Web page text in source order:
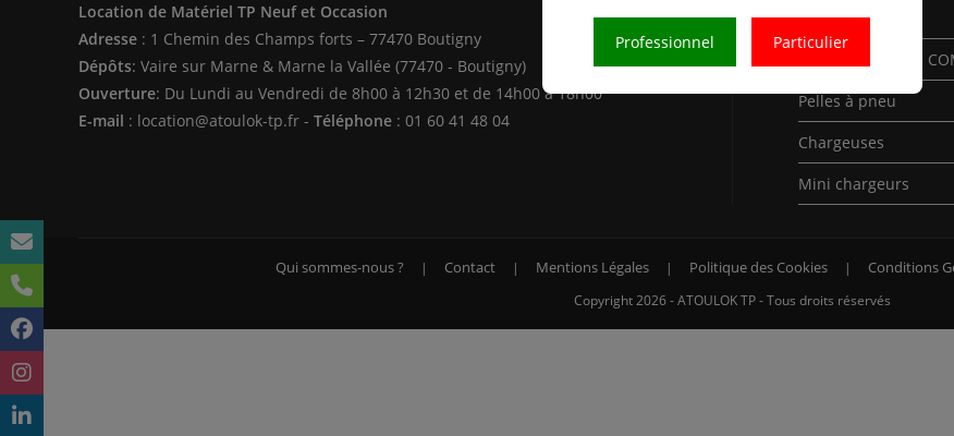
dans
un
nouvel
onglet
dans
un
nouvel
onglet
dans
un
nouvel
onglet
Location de Matériel TP Neuf et Occasion
Adresse : 1 Chemin des Champs forts – 77470 Boutigny
Dépôts: Vaire sur Marne & Marne la Vallée (77470 - Boutigny)
Ouverture: Du Lundi au Vendredi de 8h00 à 12h30 et de 14h00 à 18h00
E-mail : location@atoulok-tp.fr - Téléphone : 01 60 41 48 04
Pelles à chenilles
Pelles à chenilles
Pelles à pneu
Chargeuses
Mini chargeurs
Qui sommes-nous ? Contact Mentions Légales Politique des Cookies Conditions
Copyright 2026 - ATOULOK TP - Tous droits réservés
Professionnel Particulier